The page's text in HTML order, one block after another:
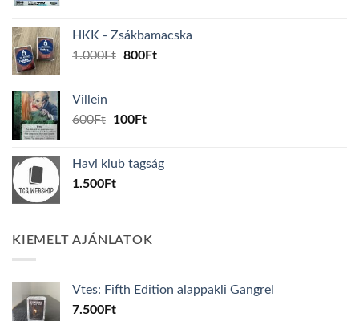
160Ft.150Ft.
HKK - Zsákbamacska
1.000Ft Original
800FtCurrent
Villein
600Ft
Original
600Ft.
100FtCurrent
100Ft.
Havi klub tagság
1.500Ft
KIEMELT AJÁNLATOK
Vtes: Fifth Edition alappakli Gangrel
7.500Ft